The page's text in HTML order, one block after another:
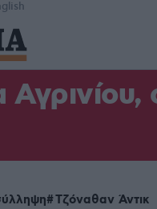
Τζόναθαν Άντικ